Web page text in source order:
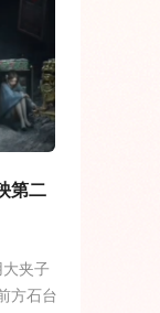
第二
夹子
方石台